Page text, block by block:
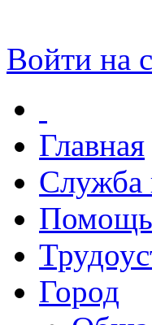
Войти на
Главная
Служба
Помощь
Город